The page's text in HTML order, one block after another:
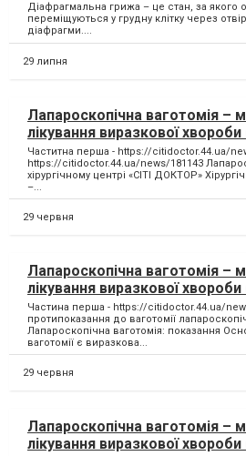
Діафрагмальна грижа – це стан, за якого
переміщуються у грудну клітку через
діафрагми....
29 липня
Лапароскопічна ваготомія –
лікування виразкової
Частитна перша - https://citidoctor.44.ua/
https://citidoctor.44.ua/news/181143
хірургічному центрі «СІТІ ДОКТОР»
–...
29 червня
Лапароскопічна ваготомія –
лікування виразкової
Частина перша - https://citidoctor.44.ua/
протипоказання до ваготомії
Лапароскопічна ваготомія: показання
ваготомії є виразкова...
29 червня
Лапароскопічна ваготомія –
лікування виразкової